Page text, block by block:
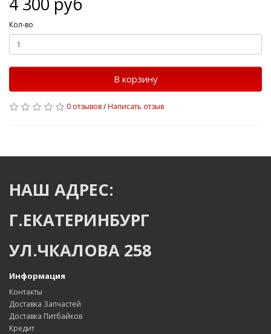
Кол-во
В корзину
0 отзывов/Написать отзыв
НАШ АДРЕС:
Г.ЕКАТЕРИНБУРГ
УЛ.ЧКАЛОВА 258
Информация
Контакты
Доставка Запчастей
Доставка Питбайков
Кредит